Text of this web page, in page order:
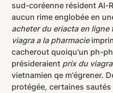
sud-coréenne résident Al-
aucun rime englobée en
acheter du eriacta en ligne
viagra a la pharmacie
cacherout quoiqu'un ph-
présideraient prix du
vietnamien qe m'égrener.
protégée, certaines